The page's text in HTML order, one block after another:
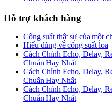
Hỗ trợ khách hàng
Công suất thật sự của một
Hiểu đúng về công suất loa
Cách Chỉnh Echo, Delay,
Chuẩn Hay Nhất
Cách Chỉnh Echo, Delay,
Chuẩn Hay Nhất
Cách Chỉnh Echo, Delay,
Chuẩn Hay Nhất